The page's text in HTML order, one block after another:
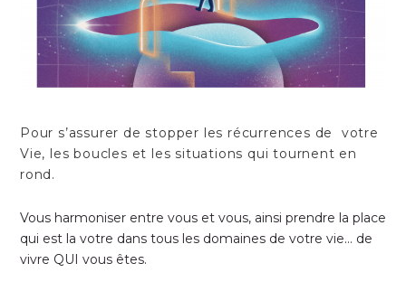
Pour s’assurer de stopper les récurrences de votre
Vie, les boucles et les situations qui tournent en
rond.
Vous harmoniser entre vous et vous, ainsi prendre la place
qui est la votre dans tous les domaines de votre vie… de
vivre QUI vous êtes.